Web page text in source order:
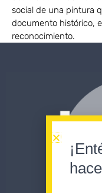
social de una pintura
documento histórico,
reconocimiento.